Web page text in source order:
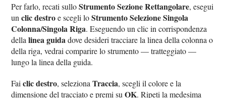
Per farlo, recati sulloStrumento Sezione Rettangolare, esegui
unclic destroe scegli loStrumento Selezione Singola
Colonna/Singola Riga. Eseguendo un clic in corrispondenza
dellalinea guidadove desideri tracciare la linea della colonna o
della riga, vedrai comparire lo strumento — tratteggiato —
lungo la linea della guida.
Faiclic destro, selezionaTraccia, scegli il colore e la
dimensione del tracciato e premi suOK. Ripeti la medesima